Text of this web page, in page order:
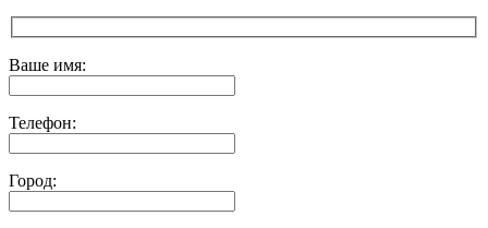
Ваше имя:
Телефон:
Город: